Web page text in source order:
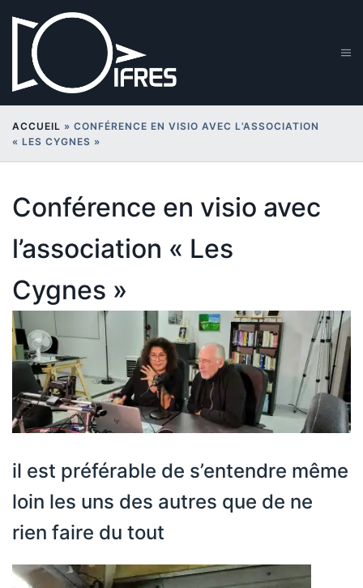
contenu
ACCUEIL » CONFÉRENCE EN VISIO AVEC L’ASSOCIATION
« LES CYGNES »
Conférence en visio avec
l’association « Les
Cygnes »
il est préférable de s’entendre même
loin les uns des autres que de ne
rien faire du tout